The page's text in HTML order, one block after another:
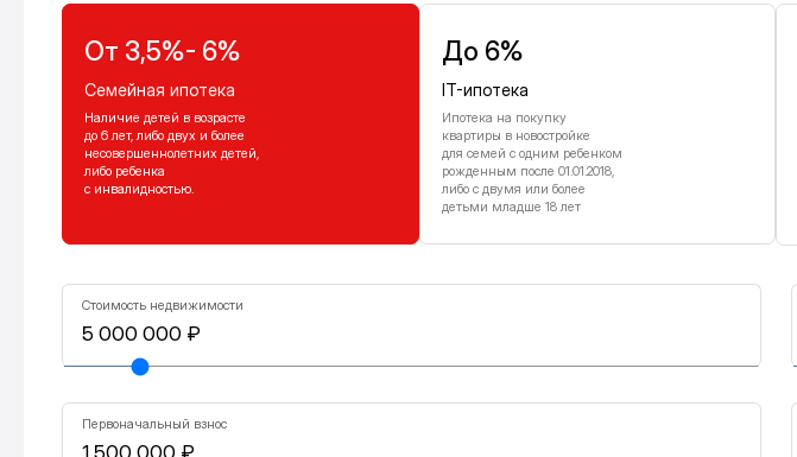
От 3,5%- 6%
Семейная ипотека
Наличие детей в возрасте
до 6 лет, либо двух и более
несовершеннолетних детей,
либо ребенка
с инвалидностью.
До 6%
IT-ипотека
Ипотека на покупку
квартиры в новостройке
для семей с одним ребенком
рожденным после 01.01.2018,
либо с двумя или более
детьми младше 18 лет
Стоимость недвижимости
Первоначальный взнос